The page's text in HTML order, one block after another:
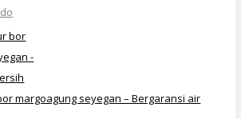
margoagung seyegan – Bergaransi air